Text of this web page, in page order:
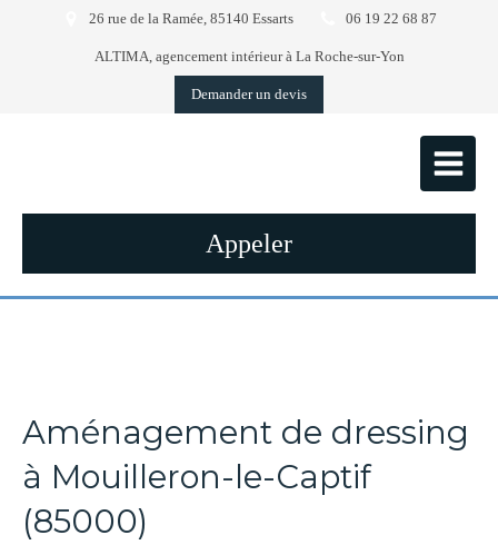
26 rue de la Ramée, 85140 Essarts 06 19 22 68 87
ALTIMA, agencement intérieur à La Roche-sur-Yon
Demander un devis
Appeler
Aménagement de dressing
à Mouilleron-le-Captif
(85000)